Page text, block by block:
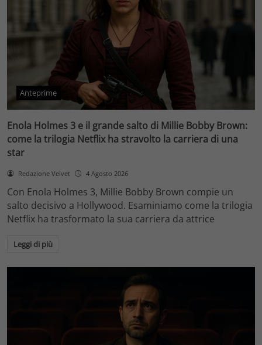
Anteprime
Enola Holmes 3 e il grande salto di Millie Bobby Brown:
come la trilogia Netflix ha stravolto la carriera di una
star
Redazione Velvet 4 Agosto 2026
Con Enola Holmes 3, Millie Bobby Brown compie un
salto decisivo a Hollywood. Esaminiamo come la trilogia
Netflix ha trasformato la sua carriera da attrice
Leggi di più